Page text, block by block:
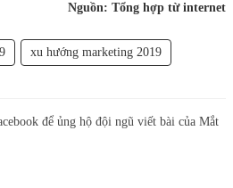
Nguồn: Tổng hợp từ internet
xu hướng marketing 2019
để ủng hộ đội ngũ viết bài của Mắt